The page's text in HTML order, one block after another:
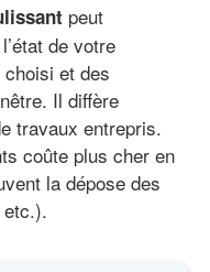
peut
de votre
et des
Il diffère
travaux entrepris.
coûte plus cher en
la dépose des